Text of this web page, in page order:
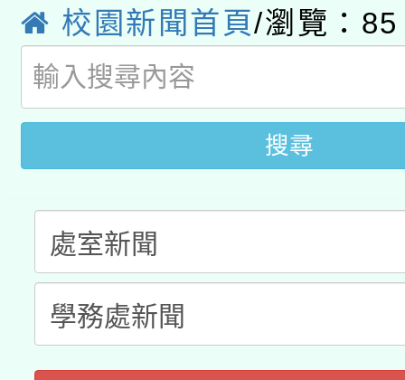
用水績優單位及節水達
動」
桃園市孔廟祈福系列
開 智慧啟航」
2026年桃園地景藝術
校園新聞首頁/瀏覽：85
搜尋